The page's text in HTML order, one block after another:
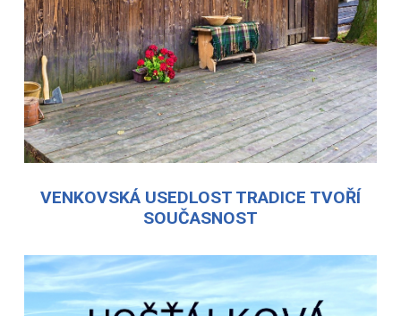
VENKOVSKÁ USEDLOST TRADICE TVOŘÍ
SOUČASNOST